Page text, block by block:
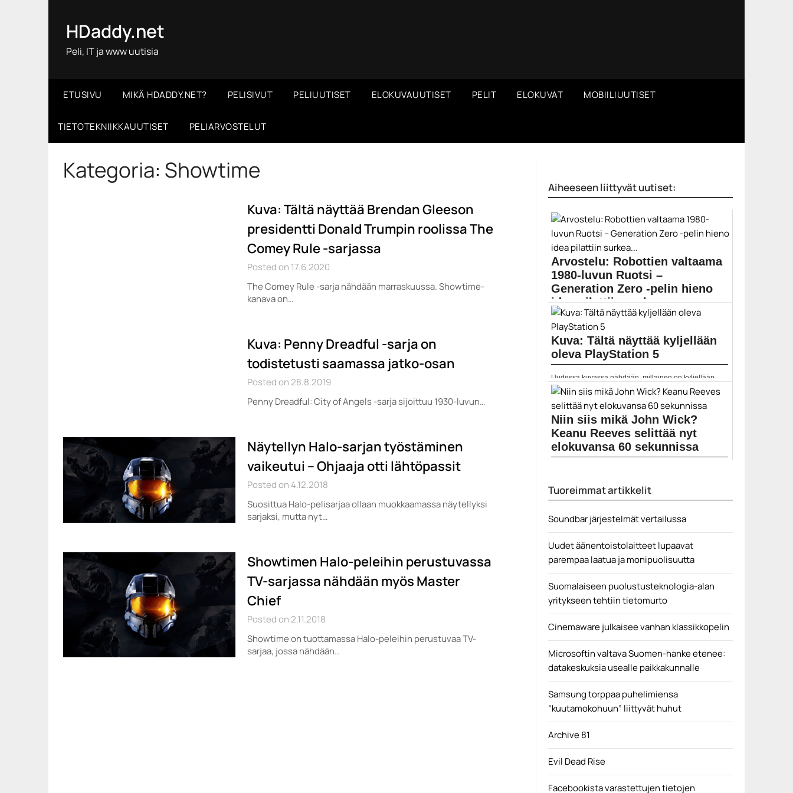
HDaddy.net
Peli, IT ja www uutisia
ETUSIVU MIKÄ HDADDY.NET? PELISIVUT PELIUUTISET ELOKUVAUUTISET PELIT ELOKUVAT MOBIILIUUTISET
TIETOTEKNIIKKAUUTISET PELIARVOSTELUT
Kategoria: Showtime
Kuva: Tältä näyttää Brendan Gleeson
presidentti Donald Trumpin roolissa The
Comey Rule -sarjassa
Posted on 17.6.2020
The Comey Rule -sarja nähdään marraskuussa. Showtime-
kanava on…
Kuva: Penny Dreadful -sarja on
todistetusti saamassa jatko-osan
Posted on 28.8.2019
Penny Dreadful: City of Angels -sarja sijoittuu 1930-luvun…
Näytellyn Halo-sarjan työstäminen
vaikeutui – Ohjaaja otti lähtöpassit
Posted on 4.12.2018
Suosittua Halo-pelisarjaa ollaan muokkaamassa näytellyksi
sarjaksi, mutta nyt…
Showtimen Halo-peleihin perustuvassa
TV-sarjassa nähdään myös Master
Chief
Posted on 2.11.2018
Showtime on tuottamassa Halo-peleihin perustuvaa TV-
sarjaa, jossa nähdään…
Aiheeseen liittyvät uutiset:
Arvostelu: Robottien valtaama
1980-luvun Ruotsi –
Generation Zero -pelin hieno
idea pilattiin surkea...
Parhaiten Just Cause -peleistä tunnetun Avalanche
Studiosin Generation...
Avalanche Studios
Kuva: Tältä näyttää kyljellään
oleva PlayStation 5
Uudessa kuvassa nähdään, millainen on kyljellään
lepäävä PlayStation...
Pelit
Niin siis mikä John Wick?
Keanu Reeves selittää nyt
elokuvansa 60 sekunnissa
Elokuvauutiset
Tuoreimmat artikkelit
Soundbar järjestelmät vertailussa
Uudet äänentoistolaitteet lupaavat
parempaa laatua ja monipuolisuutta
Suomalaiseen puolustusteknologia-alan
yritykseen tehtiin tietomurto
Cinemaware julkaisee vanhan klassikkopelin
Microsoftin valtava Suomen-hanke etenee:
datakeskuksia usealle paikkakunnalle
Samsung torppaa puhelimiensa
”kuutamokohuun” liittyvät huhut
Archive 81
Evil Dead Rise
Facebookista varastettujen tietojen